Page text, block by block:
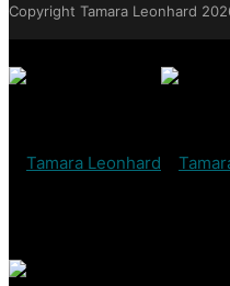
Copyright Tamara Leonhard